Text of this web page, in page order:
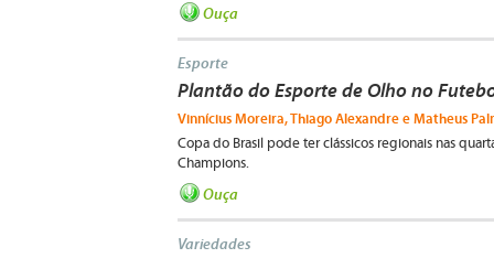
Ouça
Esporte
Plantão do Esporte de Olho no
Vinnícius Moreira, Thiago Alexandre e Matheus
Copa do Brasil pode ter clássicos regionais nas
Champions.
Ouça
Variedades